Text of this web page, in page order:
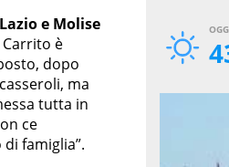
e Molise
Carrito è
dopo
ma
tutta in
ce
famiglia”.